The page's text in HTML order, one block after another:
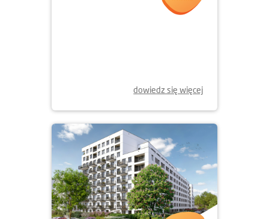
dowiedz się więcej